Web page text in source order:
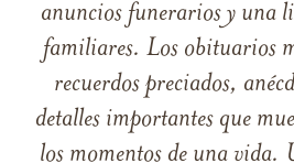
anuncios funerarios y una
familiares. Los obituarios
recuerdos preciados,
detalles importantes que
los momentos de una